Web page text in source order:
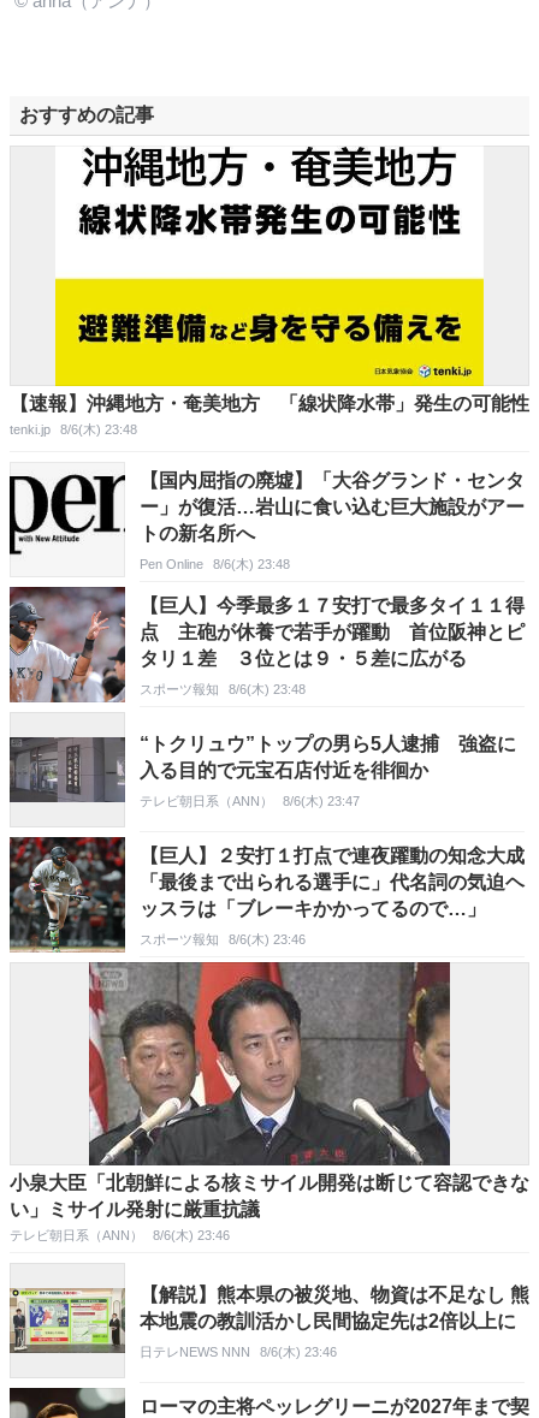
おすすめの記事
【速報】沖縄地方・奄美地方 「線状降水帯」発生の可能性
tenki.jp 8/6(木) 23:48
【国内屈指の廃墟】「大谷グランド・センタ
ー」が復活…岩山に食い込む巨大施設がアー
トの新名所へ
Pen Online 8/6(木) 23:48
【巨人】今季最多１７安打で最多タイ１１得
点 主砲が休養で若手が躍動 首位阪神とピ
タリ１差 ３位とは９・５差に広がる
スポーツ報知 8/6(木) 23:48
“トクリュウ”トップの男ら5人逮捕 強盗に
入る目的で元宝石店付近を徘徊か
テレビ朝日系（ANN） 8/6(木) 23:47
【巨人】２安打１打点で連夜躍動の知念大成
「最後まで出られる選手に」代名詞の気迫ヘ
ッスラは「ブレーキかかってるので…」
スポーツ報知 8/6(木) 23:46
小泉大臣「北朝鮮による核ミサイル開発は断じて容認できな
い」ミサイル発射に厳重抗議
テレビ朝日系（ANN） 8/6(木) 23:46
【解説】熊本県の被災地、物資は不足なし 熊
本地震の教訓活かし民間協定先は2倍以上に
日テレNEWS NNN 8/6(木) 23:46
ローマの主将ペッレグリーニが2027年まで契